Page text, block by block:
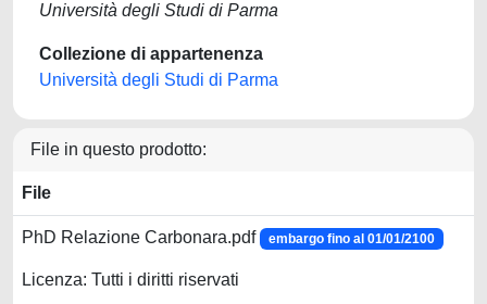
Università degli Studi di Parma
Collezione di appartenenza
Università degli Studi di Parma
File in questo prodotto:
File
PhD Relazione Carbonara.pdf embargo fino al 01/01/2100
Licenza: Tutti i diritti riservati